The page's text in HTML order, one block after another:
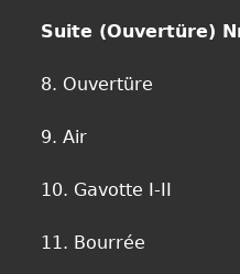
Suite (Ouvertüre)
8. Ouvertüre
9. Air
10. Gavotte I-II
11. Bourrée